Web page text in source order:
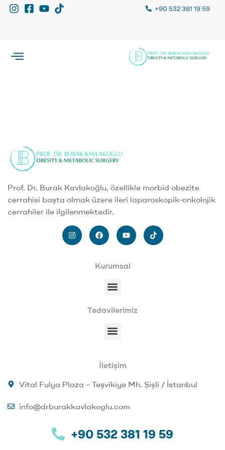
+90 532 381 19 59
Prof. Dr. Burak Kavlakoğlu, özellikle morbid obezite
cerrahisi başta olmak üzere ileri laparoskopik-onkolojik
cerrahiler ile ilgilenmektedir.
Kurumsal
Tedavilerimiz
İletişim
Vital Fulya Plaza – Teşvikiye Mh. Şişli / İstanbul
info@drburakkavlakoglu.com
+90 532 381 19 59